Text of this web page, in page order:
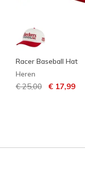
Racer Baseball Hat
Heren
Prijs verlaagd van
€ 25,00naar
€ 17,99